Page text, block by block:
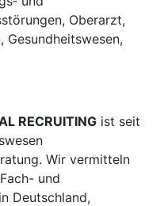
Oberarzt,
Gesundheitswesen,
RECRUITING ist seit
Wir vermitteln
und
Deutschland,